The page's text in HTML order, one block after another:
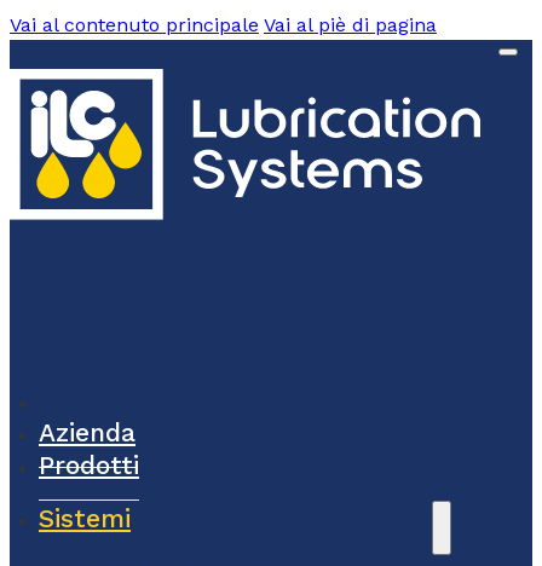
Vai al contenuto principale Vai al piè di pagina
Azienda
Prodotti
Sistemi